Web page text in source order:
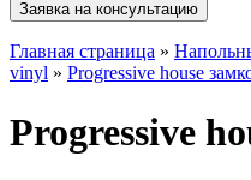
Заявка на консультацию
Главная страница »
vinyl » Progressive house
Progressive